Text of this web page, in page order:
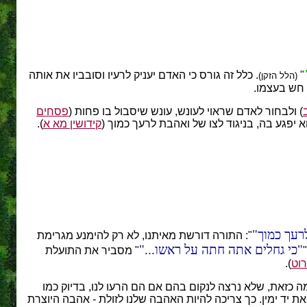
" (הלל הזקן). כלל זה גורס כי האדם יעניק לרעיו וסובביו את אותה
חש בעצמו.
) ולבחור לאדם שראוי לעונש, עונש שיסבול בו פחות (פסחים
בה, בניגוד לצו של ואהבת לרעך כמוך (קידושין מא א).
כמוך ": התורה דורשת מאיתנו, לא רק להימנע מגרימת
כי גחלים אתה חתה על ראשו... " מסביר את התועלת
).
כזאת, שלא נרצה לנקום בהם אם הם הרעו לנו, בדיוק כמו
יד ימין. כך צריכה להיות האהבה שלנו לזולת - אהבה היוצרת